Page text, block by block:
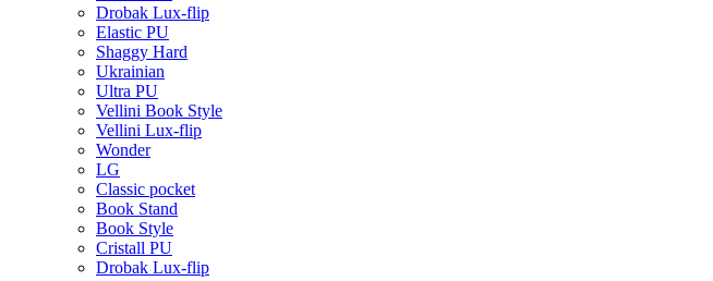
Drobak Lux-flip
Elastic PU
Shaggy Hard
Ukrainian
Ultra PU
Vellini Book Style
Vellini Lux-flip
Wonder
LG
Classic pocket
Book Stand
Book Style
Cristall PU
Drobak Lux-flip